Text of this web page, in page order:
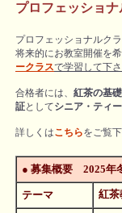
プロフェッショ
プロフェッショナルク
将来的にお教室開催を
ークラスで学習して下
合格者には、 紅茶の基
証としてシニア・ティ
詳しくはこちらをご覧下
● 募集概要 2025年
テーマ 紅茶